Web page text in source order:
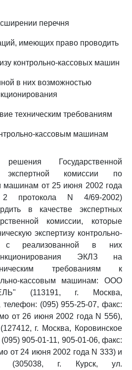
перечня
имеющих право проводить
контрольно-кассовых машин
в них возможностью
техническим требованиям
кассовым машинам
Государственной
экспертной комиссии по
машинам от 25 июня 2002 года
протокола N 4/69-2002)
в качестве экспертных
комиссии, которые
экспертизу контрольно-
с реализованной в них
ЭКЛЗ на
требованиям к
кассовым машинам: ООО
(113191, г. Москва,
(095) 955-25-07, факс:
от 26 июня 2002 года N 556),
г. Москва, Коровинское
905-01-11, 905-01-06, факс:
от 24 июня 2002 года N 333) и
г. Курск, ул.